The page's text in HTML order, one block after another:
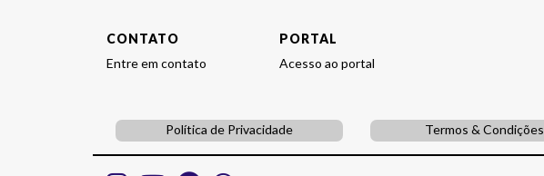
CONTATO
Entre em contato
PORTAL
Acesso ao portal
Política de Privacidade Termos & Condições